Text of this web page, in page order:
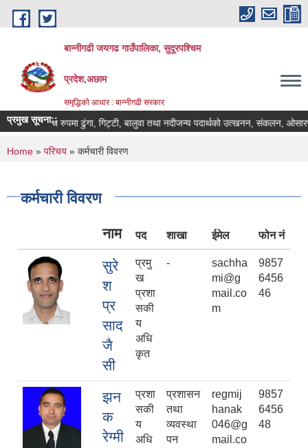
Skip to main content
बान्नीगढी जयगढ गाउँपालिका, सुदूरपश्चिम
प्रदेश,अछाम
समृद्धिको आधार : बान्नीगढी सरकार
प्रमुख सूचना::
अवैध रुपमा ढुंगा, गिट्टी, बालुवा तथा नदीजन्य पदार्थको उत्खनन, संकलन,
You are here
Home » परिचय » कर्मचारी विवरण
कर्मचारी विवरण
नाम पद शाखा ईमेल फोन नं
सुरे
श
प्र
साद
जै
सी
प्रमु
ख
प्रशा
सकी
य
अधि
कृत
-
sachha
mi@g
mail.co
m
9857
6456
46
झन
क
रेग्मी
प्रशा
सकी
य
अधि
प्रशासन
तथा
व्यवस्था
पन
regmij
hanak
046@g
mail.co
9857
6456
48